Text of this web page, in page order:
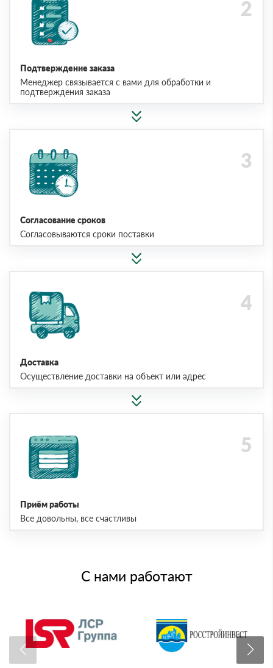
Подтверждение заказа
Менеджер связывается с вами для обработки и
подтверждения заказа
Согласование сроков
Согласовываются сроки поставки
Доставка
Осуществление доставки на объект или адрес
Приём работы
Все довольны, все счастливы
С нами работают